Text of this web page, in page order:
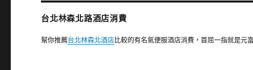
台北林森北路酒店消費
幫你推薦台北林森北酒店比較的有名氣便服酒店消費，首屈一指就是元